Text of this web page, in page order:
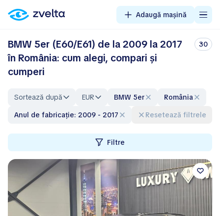
Adaugă mașină
BMW 5er (E60/E61) de la 2009 la 2017
în România: cum alegi, compari și
cumperi
30
Sortează după EUR BMW 5er
România
Anul de fabricație: 2009 - 2017
Resetează filtrele
Filtre